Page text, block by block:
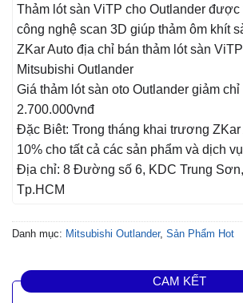
Thảm lót sàn ViTP cho Outlander được
công nghệ scan 3D giúp thảm ôm khít
ZKar Auto địa chỉ bán thảm lót sàn
Mitsubishi Outlander
Giá thảm lót sàn oto Outlander giảm chỉ
2.700.000vnđ
Đặc Biêt: Trong tháng khai trương ZKar
10% cho tất cả các sản phẩm và dịch vụ
Địa chỉ: 8 Đường số 6, KDC Trung
Tp.HCM
Danh mục: Mitsubishi Outlander, Sản Phẩm Hot
CAM KẾT